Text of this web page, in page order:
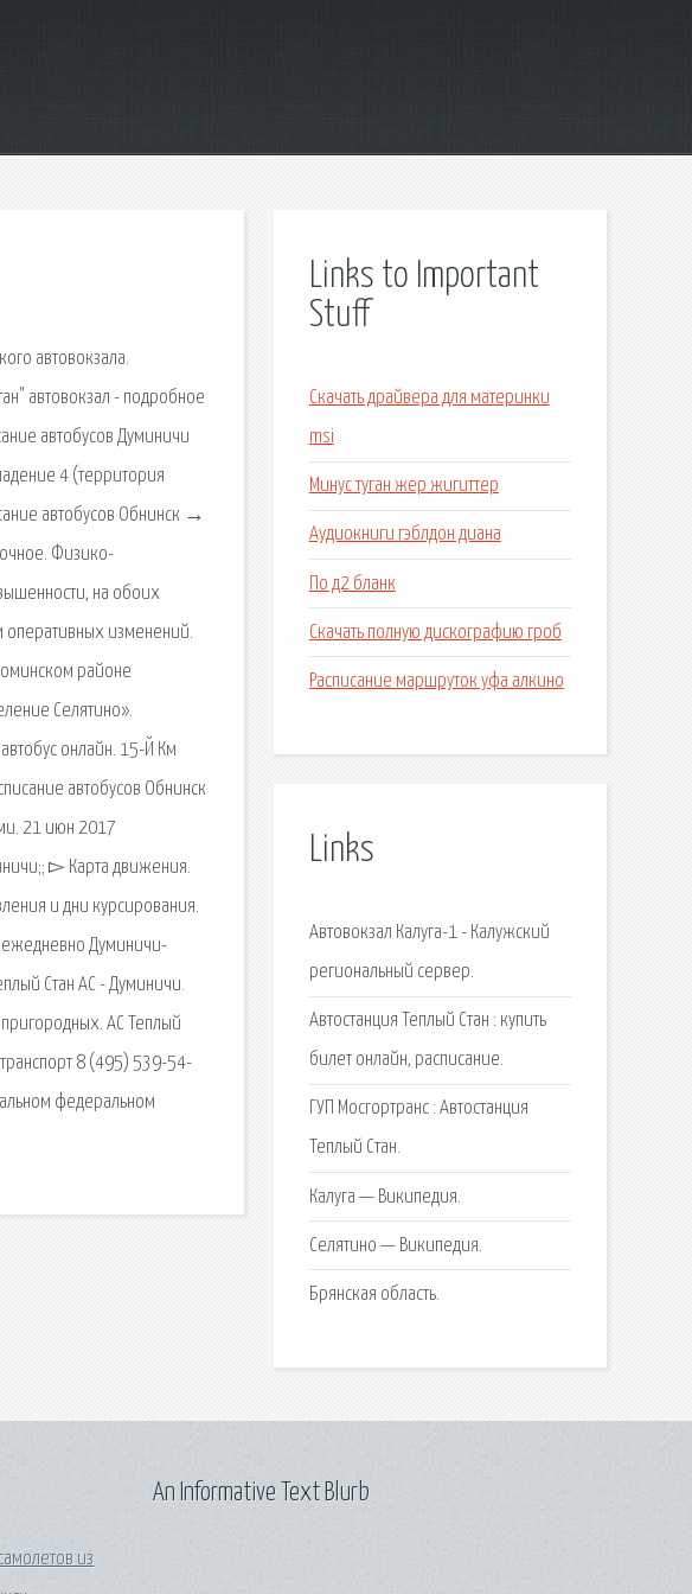
автовокзала.
автовокзал - подробное
автобусов Думиничи
4 (территория
автобусов Обнинск →
Физико-
на обоих
оперативных изменений.
районе
Селятино».
онлайн. 15-Й Км
автобусов Обнинск
21 июн 2017
▻ Карта движения.
и дни курсирования.
ежедневно Думиничи-
Стан АС - Думиничи.
АС Теплый
транспорт 8 (495) 539-54-
федеральном
Links to Important
Stuff
Скачать драйвера для материнки
msi
Минус туган жер жигиттер
Аудиокниги гэблдон диана
По д2 бланк
Скачать полную дискографию гроб
Расписание маршруток уфа алкино
Links
Автовокзал Калуга-1 - Калужский
региональный сервер.
Автостанция Теплый Стан : купить
билет онлайн, расписание.
ГУП Мосгортранс : Автостанция
Теплый Стан.
Калуга — Википедия.
Селятино — Википедия.
Брянская область.
из
An Informative Text Blurb